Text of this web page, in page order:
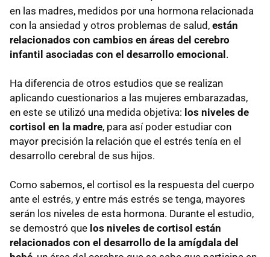
en las madres, medidos por una hormona relacionada
con la ansiedad y otros problemas de salud, están
relacionados con cambios en áreas del cerebro
infantil asociadas con el desarrollo emocional.
Ha diferencia de otros estudios que se realizan
aplicando cuestionarios a las mujeres embarazadas,
en este se utilizó una medida objetiva: los niveles de
cortisol en la madre, para así poder estudiar con
mayor precisión la relación que el estrés tenía en el
desarrollo cerebral de sus hijos.
Como sabemos, el cortisol es la respuesta del cuerpo
ante el estrés, y entre más estrés se tenga, mayores
serán los niveles de esta hormona. Durante el estudio,
se demostró que los niveles de cortisol están
relacionados con el desarrollo de la amígdala del